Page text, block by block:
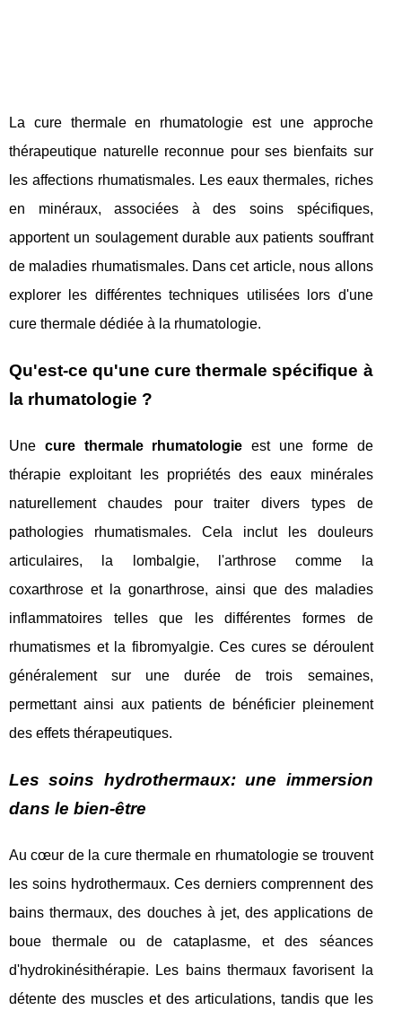
La cure thermale en rhumatologie est une approche
thérapeutique naturelle reconnue pour ses bienfaits sur
les affections rhumatismales. Les eaux thermales, riches
en minéraux, associées à des soins spécifiques,
apportent un soulagement durable aux patients souffrant
de maladies rhumatismales. Dans cet article, nous allons
explorer les différentes techniques utilisées lors d'une
cure thermale dédiée à la rhumatologie.
Qu'est-ce qu'une cure thermale spécifique à
la rhumatologie ?
Une cure thermale rhumatologie est une forme de
thérapie exploitant les propriétés des eaux minérales
naturellement chaudes pour traiter divers types de
pathologies rhumatismales. Cela inclut les douleurs
articulaires, la lombalgie, l'arthrose comme la
coxarthrose et la gonarthrose, ainsi que des maladies
inflammatoires telles que les différentes formes de
rhumatismes et la fibromyalgie. Ces cures se déroulent
généralement sur une durée de trois semaines,
permettant ainsi aux patients de bénéficier pleinement
des effets thérapeutiques.
Les soins hydrothermaux: une immersion
dans le bien-être
Au cœur de la cure thermale en rhumatologie se trouvent
les soins hydrothermaux. Ces derniers comprennent des
bains thermaux, des douches à jet, des applications de
boue thermale ou de cataplasme, et des séances
d'hydrokinésithérapie. Les bains thermaux favorisent la
détente des muscles et des articulations, tandis que les